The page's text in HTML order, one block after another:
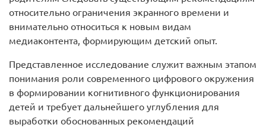
относительно ограничения экранного времени и
внимательно относиться к новым видам
медиаконтента, формирующим детский опыт.
Представленное исследование служит важным этапом
понимания роли современного цифрового окружения
в формировании когнитивного функционирования
детей и требует дальнейшего углубления для
выработки обоснованных рекомендаций